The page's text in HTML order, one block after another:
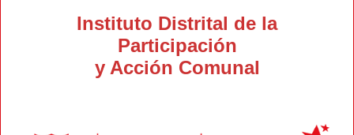
Instituto Distrital de la
Participación
y Acción Comunal